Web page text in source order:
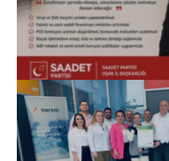
(başlıksız)
Alaattin Karahan tarafından 14/07/